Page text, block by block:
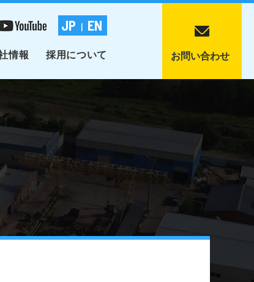
JP | EN
情報 採用について お問い合わせ